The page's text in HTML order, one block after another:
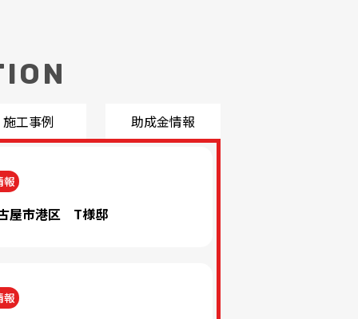
施工事例 助成金情報
報
屋市港区 T様邸
報